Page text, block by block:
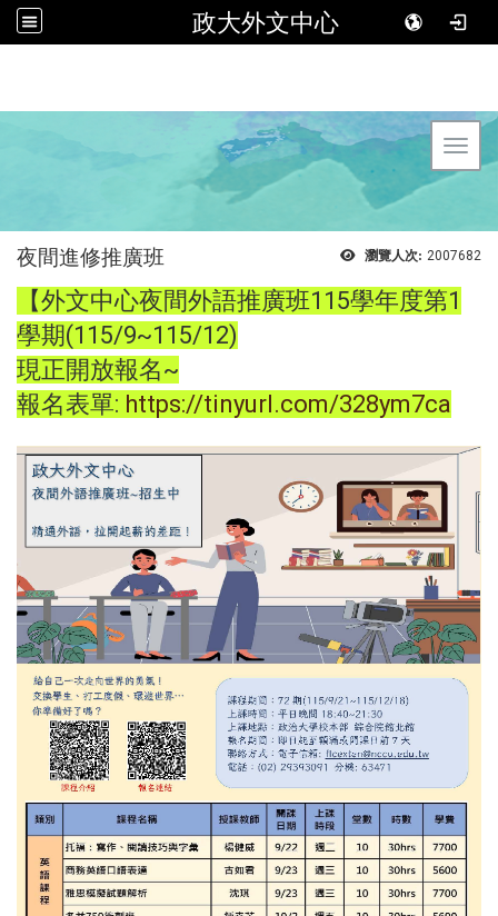
政大外文中心
瀏覽人次: 2007682
夜間進修推廣班
【外文中心夜間外語推廣班115學年度第1
學期(115/9~115/12)
現正開放報名~
報名表單: https://tinyurl.com/328ym7ca